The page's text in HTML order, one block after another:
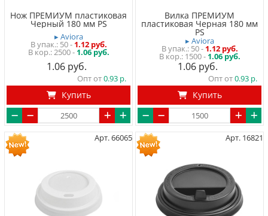
Нож ПРЕМИУМ пластиковая
Черный 180 мм PS
▸ Aviora
50- 1.12 руб.
2500 - 1.06 руб.
1.06
Опт от0.93
Купить
Вилка ПРЕМИУМ
пластиковая Черная 180 мм
PS
▸ Aviora
50- 1.12 руб.
1500 - 1.06 руб.
1.06
Опт от0.93
Купить
Арт. 66065 Арт. 16821